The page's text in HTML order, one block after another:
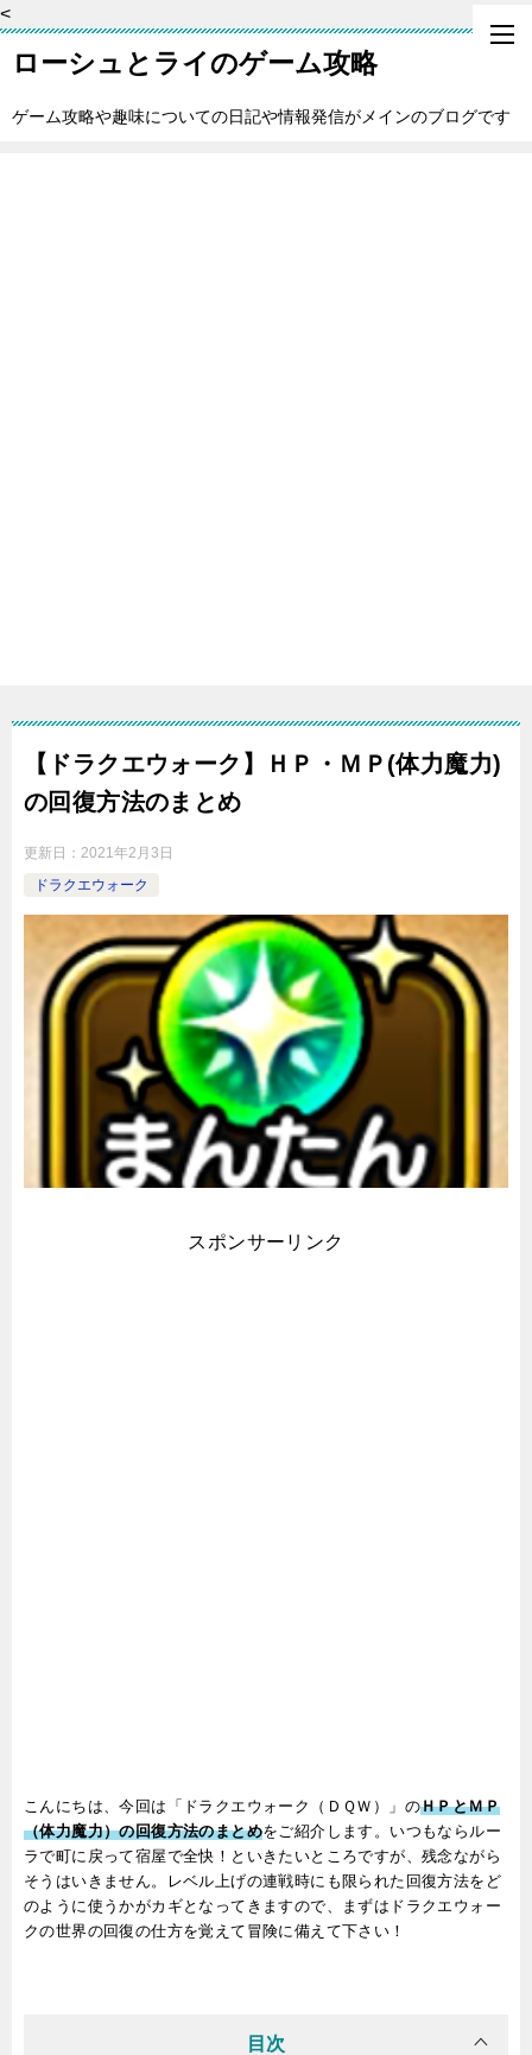
<
ローシュとライのゲーム攻略
ゲーム攻略や趣味についての日記や情報発信がメインのブログです
【ドラクエウォーク】ＨＰ・ＭＰ(体力魔力)
の回復方法のまとめ
更新日： 2021年2月3日
ドラクエウォーク
スポンサーリンク
こんにちは、今回は「ドラクエウォーク（ＤＱＷ）」のＨＰとＭＰ
（体力魔力）の回復方法のまとめをご紹介します。いつもならルー
ラで町に戻って宿屋で全快！といきたいところですが、残念ながら
そうはいきません。レベル上げの連戦時にも限られた回復方法をど
のように使うかがカギとなってきますので、まずはドラクエウォー
クの世界の回復の仕方を覚えて冒険に備えて下さい！
目次